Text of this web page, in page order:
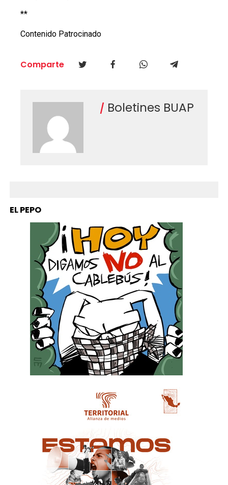
**
Contenido Patrocinado
Comparte
Boletines BUAP
EL PEPO